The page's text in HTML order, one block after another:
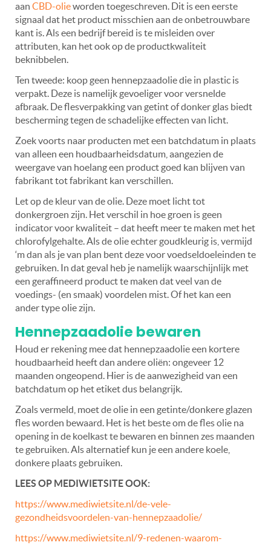
aan CBD-olieworden toegeschreven. Dit is een eerste
signaal dat het product misschien aan de onbetrouwbare
kant is. Als een bedrijf bereid is te misleiden over
attributen, kan het ook op de productkwaliteit
beknibbelen.
Ten tweede: koop geen hennepzaadolie die in plastic is
verpakt. Deze is namelijk gevoeliger voor versnelde
afbraak. De flesverpakking van getint of donker glas biedt
bescherming tegen de schadelijke effecten van licht.
Zoek voorts naar producten met een batchdatum in plaats
van alleen een houdbaarheidsdatum, aangezien de
weergave van hoelang een product goed kan blijven van
fabrikant tot fabrikant kan verschillen.
Let op de kleur van de olie. Deze moet licht tot
donkergroen zijn. Het verschil in hoe groen is geen
indicator voor kwaliteit – dat heeft meer te maken met het
chlorofylgehalte. Als de olie echter goudkleurig is, vermijd
‘m dan als je van plan bent deze voor voedseldoeleinden te
gebruiken. In dat geval heb je namelijk waarschijnlijk met
een geraffineerd product te maken dat veel van de
voedings- (en smaak) voordelen mist. Of het kan een
ander type olie zijn.
Hennepzaadolie bewaren
Houd er rekening mee dat hennepzaadolie een kortere
houdbaarheid heeft dan andere oliën: ongeveer 12
maanden ongeopend. Hier is de aanwezigheid van een
batchdatum op het etiket dus belangrijk.
Zoals vermeld, moet de olie in een getinte/donkere glazen
fles worden bewaard. Het is het beste om de fles olie na
opening in de koelkast te bewaren en binnen zes maanden
te gebruiken. Als alternatief kun je een andere koele,
donkere plaats gebruiken.
LEES OP MEDIWIETSITE OOK:
https://www.mediwietsite.nl/de-vele-
gezondheidsvoordelen-van-hennepzaadolie/
https://www.mediwietsite.nl/9-redenen-waarom-